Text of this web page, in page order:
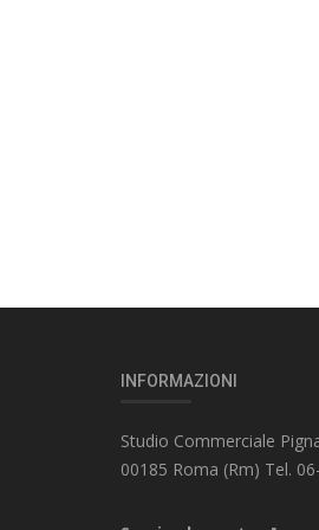
INFORMAZIONI
Studio Commerciale
00185 Roma (Rm) Tel.